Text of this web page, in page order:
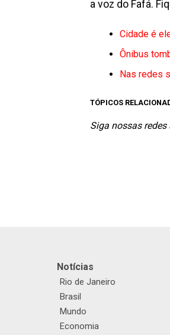
a voz do Fafá.
Cidade é
Ônibus
Nas redes
TÓPICOS
Siga nossas
Notícias
Rio de Janeiro
Brasil
Mundo
Economia